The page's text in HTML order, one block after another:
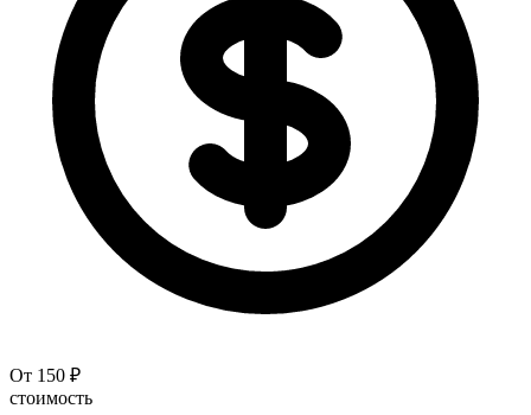
От 150 ₽
стоимость